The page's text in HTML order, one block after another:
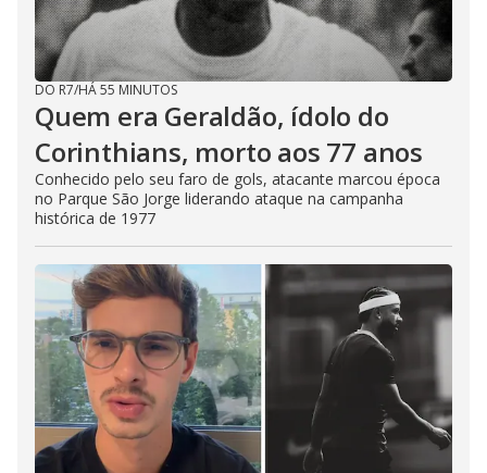
DO R7/HÁ 55 MINUTOS
Quem era Geraldão, ídolo do
Corinthians, morto aos 77 anos
Conhecido pelo seu faro de gols, atacante marcou época
no Parque São Jorge liderando ataque na campanha
histórica de 1977